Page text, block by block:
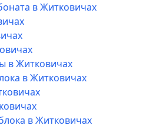
в Житковичах
в Житковичах
в Житковичах
в Житковичах